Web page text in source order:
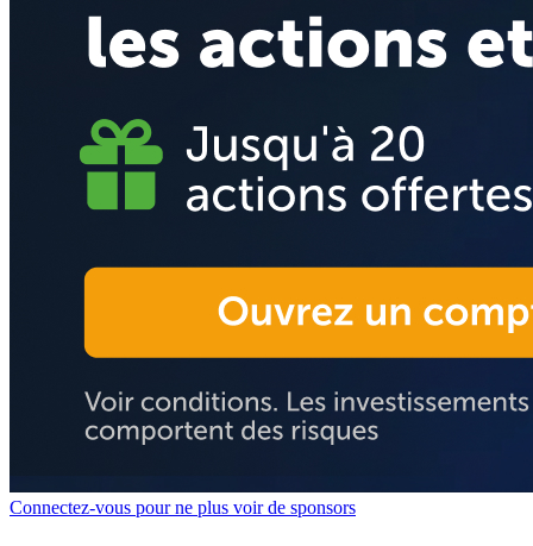
Connectez-vous pour ne plus voir de sponsors